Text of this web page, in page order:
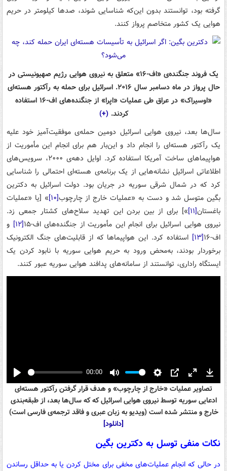
گرفته بود، توانستند بدون این‌که شناسایی شوند، صدها کیلومتر در حریم
هوایی یک کشور متخاصم پرواز کنند.
یک فروند جنگنده‌ی «اف-۱۶» متعلق به نیروی هوایی رژیم صهیونیستی در
حال پرواز در ماه دسامبر سال ۲۰۱۶. اسرائیل برای حمله به رآکتور هسته‌ای
«اوسیراک» در عراق طی عملیات «اپرا» از جنگنده‌های اف-۱۶ استفاده
کردند.(+)
سال‌ها بعد، نیروی هوایی اسرائیل دومین حمله‌ی موفقیت‌آمیز خود علیه
یک رآکتور هسته‌ای را انجام داد و این‌بار هم برای انجام این مأموریت از
هواپیماهای ساخت آمریکا استفاده کرد. اوایل دهه‌ی ۲۰۰۰، سرویس‌های
اطلاعاتی اسرائیل نشانه‌هایی از یک برنامه‌ی هسته‌ای احتمالی را شناسایی
کرد که در شمال شرقی سوریه در جریان بود. دولت اسرائیل به دکترین
بگین متوسل شد و دست به «عملیات خارج از چارچوب[۱۰]» [یا «عملیات
باغستان[۱۱]»] برای از بین بردن این تهدید سلاح‌های کشتار جمعی زد.
نیروی هوایی اسرائیل برای انجام این مأموریت از جنگنده‌های اف-۱۵
[۱۲] و
اف-۱۶
[۱۳] استفاده کرد. این هواپیماها که از قابلیت‌های جنگ الکترونیک
برخوردار بودند، به‌محض ورود به حریم هوایی سوریه با نابود کردن یک
ایستگاه راداری، توانستند از سامانه‌های پدافند هوایی سوریه عبور کنند.
Play
00:00
Mute Settings
PIP Enter
fullscreen
تصاویر عملیات «خارج از چارچوب» و هدف قرار گرفتن رآکتور هسته‌ای
ادعایی سوریه توسط نیروی هوایی اسرائیل که که سال‌ها بعد، از طبقه‌بندی
خارج و منتشر شده است (ویدیو به زبان عبری و فاقد ترجمه‌ی فارسی است)
[دانلود]
نکات منفی توسل به دکترین بگین
در حالی که انجام عملیات‌های مخفی برای مختل کردن یا به حداقل رساندن